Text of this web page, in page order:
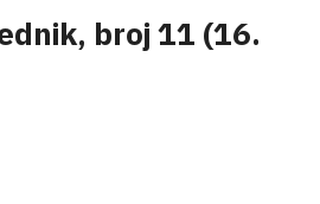
broj 11 (16.